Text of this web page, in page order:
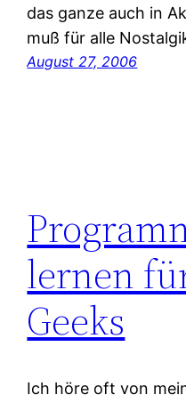
das ganze auch in
muß für alle
August 27, 2006
lernen
Geeks
Ich höre oft von